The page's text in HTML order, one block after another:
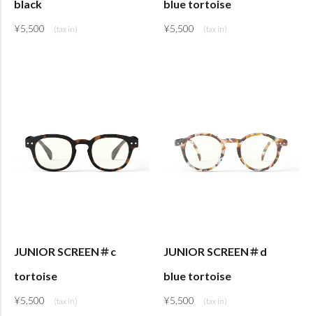
black
¥5,500
blue tortoise
¥5,500
JUNIOR SCREEN＃c
tortoise
¥5,500
JUNIOR SCREEN＃d
blue tortoise
¥5,500